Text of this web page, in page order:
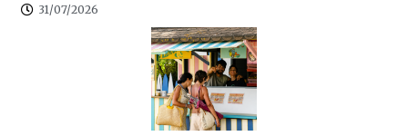
31/07/2026